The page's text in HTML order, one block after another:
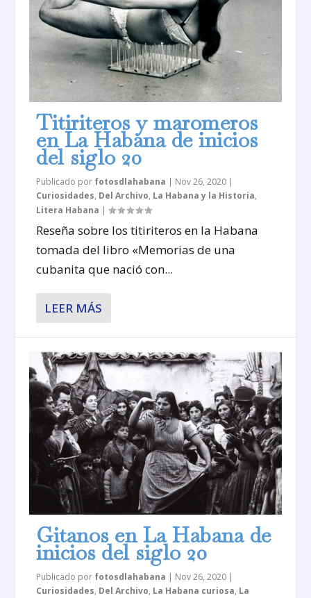
Titiriteros y maromeros
en La Habana de inicios
del siglo 20
Publicado por fotosdlahabana | Nov 26, 2020 |
Curiosidades, Del Archivo, La Habana y la Historia,
Litera Habana |
Reseña sobre los titiriteros en la Habana
tomada del libro «Memorias de una
cubanita que nació con...
LEER MÁS
Gitanos en La Habana de
inicios del siglo 20
Publicado por fotosdlahabana | Nov 26, 2020 |
Curiosidades, Del Archivo, La Habana curiosa, La